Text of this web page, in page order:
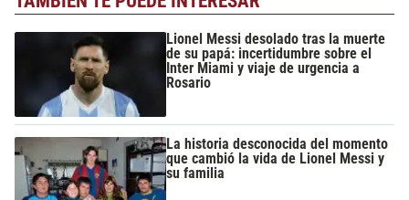
Lionel Messi desolado tras la muerte
de su papá: incertidumbre sobre el
Inter Miami y viaje de urgencia a
Rosario
La historia desconocida del momento
que cambió la vida de Lionel Messi y
su familia